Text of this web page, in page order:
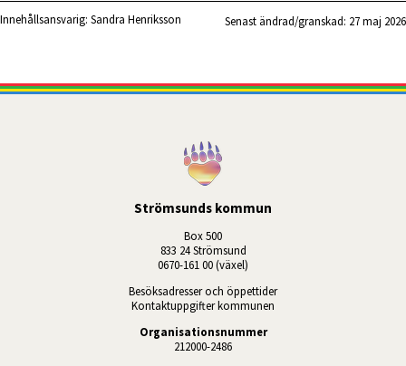
Innehållsansvarig: Sandra Henriksson Senast ändrad/granskad: 27 maj 2026
Strömsunds kommun
Box 500
833 24 Strömsund
0670-161 00 (växel)
Besöksadresser och öppettider
Kontaktuppgifter kommunen
Organisationsnummer
212000-2486